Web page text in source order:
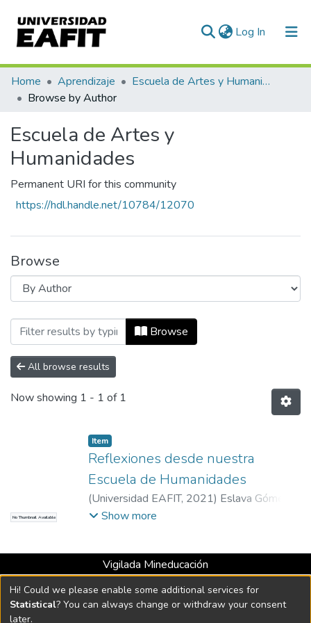
Log In (current)
Communities & Collections
All of DSpace
Home Aprendizaje
Escuela de Artes y Humanidades
Browse by Author
Escuela de Artes y
Humanidades
Permanent URI for this community
https://hdl.handle.net/10784/12070
Browse
Browsing Escuela de Artes y
Browse
All browse results
Now showing 1 - 1 of 1
No Thumbnail Available
Item
Reflexiones desde nuestra
Escuela de Humanidades
(Universidad EAFIT, 2021) Eslava Gómez,
Adolfo;Fortou Reyes, José Antonio
Margarita;Montoya Arango, Juliana
Show more
Vigilada Mineducación
Universidad con Acreditación Institucional hasta 2026 -
Resolución MEN 2158 de 2018
Hi! Could we please enable some additional services for
Statistical? You can always change or withdraw your consent
later.